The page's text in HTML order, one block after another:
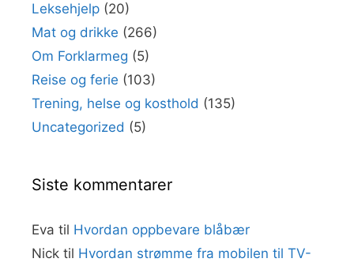
Leksehjelp (20)
Mat og drikke (266)
Om Forklarmeg (5)
Reise og ferie (103)
Trening, helse og kosthold (135)
Uncategorized (5)
Siste kommentarer
Eva til Hvordan oppbevare blåbær
Nick til Hvordan strømme fra mobilen til TV-